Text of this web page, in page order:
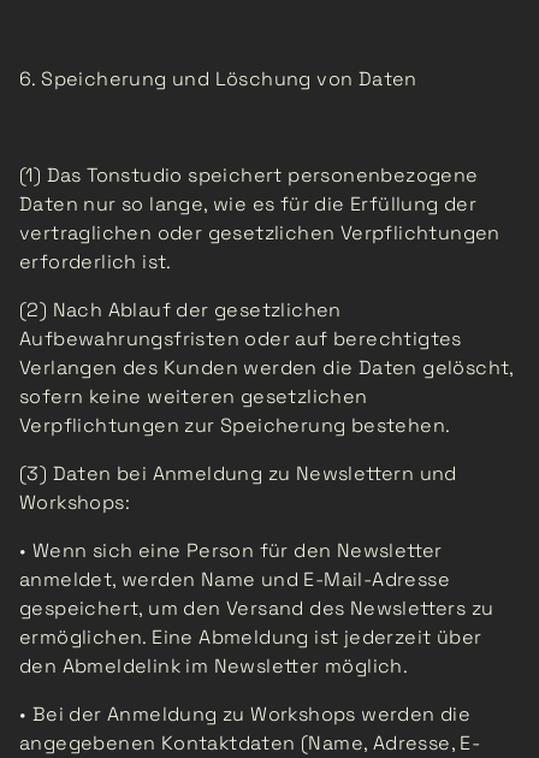
6. Speicherung und Löschung von Daten
(1) Das Tonstudio speichert personenbezogene
Daten nur so lange, wie es für die Erfüllung der
vertraglichen oder gesetzlichen Verpflichtungen
erforderlich ist.
(2) Nach Ablauf der gesetzlichen
Aufbewahrungsfristen oder auf berechtigtes
Verlangen des Kunden werden die Daten gelöscht,
sofern keine weiteren gesetzlichen
Verpflichtungen zur Speicherung bestehen.
(3) Daten bei Anmeldung zu Newslettern und
Workshops:
• Wenn sich eine Person für den Newsletter
anmeldet, werden Name und E-Mail-Adresse
gespeichert, um den Versand des Newsletters zu
ermöglichen. Eine Abmeldung ist jederzeit über
den Abmeldelink im Newsletter möglich.
• Bei der Anmeldung zu Workshops werden die
angegebenen Kontaktdaten (Name, Adresse, E-